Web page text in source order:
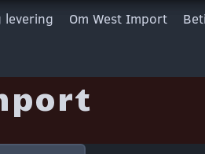
levering Om West Import